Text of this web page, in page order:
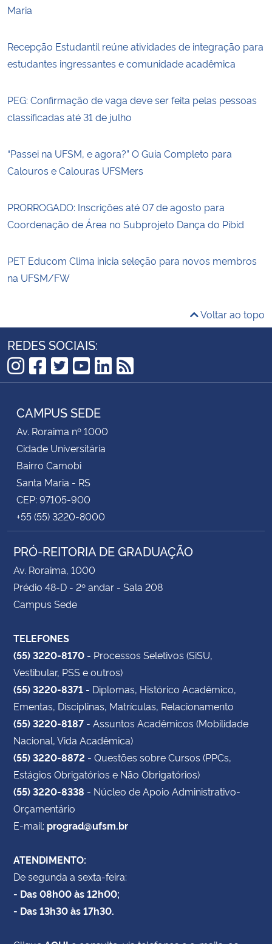
Maria
Recepção Estudantil reúne atividades de integração para
estudantes ingressantes e comunidade acadêmica
PEG: Confirmação de vaga deve ser feita pelas pessoas
classificadas até 31 de julho
“Passei na UFSM, e agora?” O Guia Completo para
Calouros e Calouras UFSMers
PRORROGADO: Inscrições até 07 de agosto para
Coordenação de Área no Subprojeto Dança do Pibid
PET Educom Clima inicia seleção para novos membros
na UFSM/FW
Voltar ao topo
REDES SOCIAIS:
Instagram
Facebook
Twitter
YouTube
LinkedIn
RSS
CAMPUS SEDE
Av. Roraima nº 1000
Cidade Universitária
Bairro Camobi
Santa Maria - RS
CEP: 97105-900
+55 (55) 3220-8000
PRÓ-REITORIA DE GRADUAÇÃO
Av. Roraima, 1000
Prédio 48-D - 2º andar - Sala 208
Campus Sede
TELEFONES
(55) 3220-8170 - Processos Seletivos (SiSU,
Vestibular, PSS e outros)
(55) 3220-8371 - Diplomas, Histórico Acadêmico,
Ementas, Disciplinas, Matrículas, Relacionamento
(55) 3220-8187 - Assuntos Acadêmicos (Mobilidade
Nacional, Vida Acadêmica)
(55) 3220-8872 - Questões sobre Cursos (PPCs,
Estágios Obrigatórios e Não Obrigatórios)
(55) 3220-8338 - Núcleo de Apoio Administrativo-
Orçamentário
E-mail: prograd@ufsm.br
ATENDIMENTO:
De segunda a sexta-feira:
- Das 08h00 às 12h00;
- Das 13h30 às 17h30.